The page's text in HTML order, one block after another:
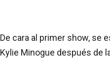
De cara al primer show, se
Kylie Minogue después de